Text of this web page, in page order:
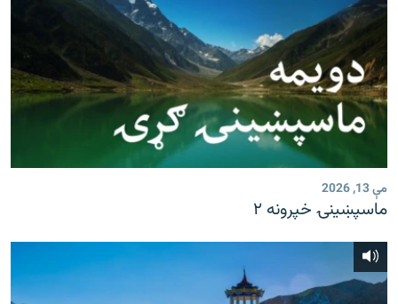
مې 13, 2026
ماسپښينۍ خپرونه ۲